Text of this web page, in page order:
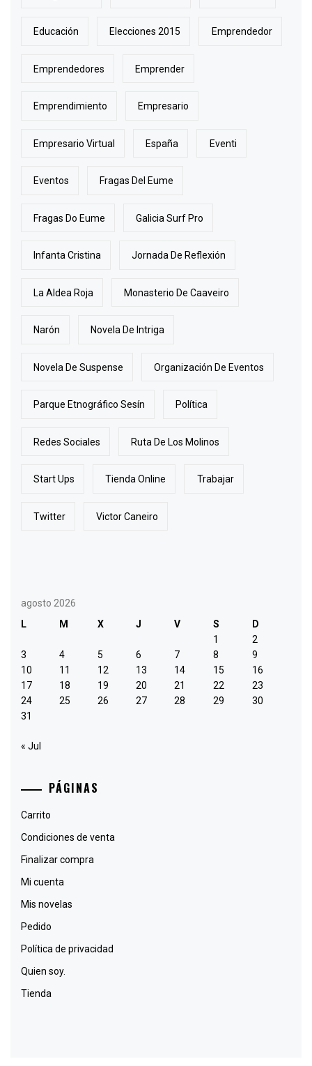
Educación Elecciones 2015 Emprendedor
Emprendedores Emprender
Emprendimiento Empresario
Empresario Virtual España Eventi
Eventos Fragas Del Eume
Fragas Do Eume Galicia Surf Pro
Infanta Cristina Jornada De Reflexión
La Aldea Roja Monasterio De Caaveiro
Narón Novela De Intriga
Novela De Suspense Organización De Eventos
Parque Etnográfico Sesín Política
Redes Sociales Ruta De Los Molinos
Start Ups Tienda Online Trabajar
Twitter Victor Caneiro
agosto 2026
L
M X J V S
D
1
2
3
4 5 6 7 8
9
10
11 12 13 14 15
16
17
18 19 20 21 22
23
24
25 26 27 28 29
30
31
« Jul
PÁGINAS
Carrito
Condiciones de venta
Finalizar compra
Mi cuenta
Mis novelas
Pedido
Política de privacidad
Quien soy.
Tienda